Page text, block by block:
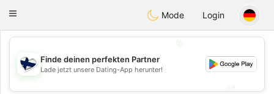
SuomenTreffit
Toggle
Mode Login
💖
Finde deinen perfekten Partner
Lade jetzt unsere Dating-App herunter!